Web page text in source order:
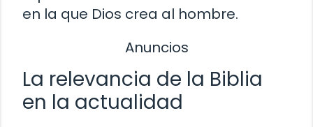
en la que Dios crea al hombre.
Anuncios
La relevancia de la Biblia
en la actualidad